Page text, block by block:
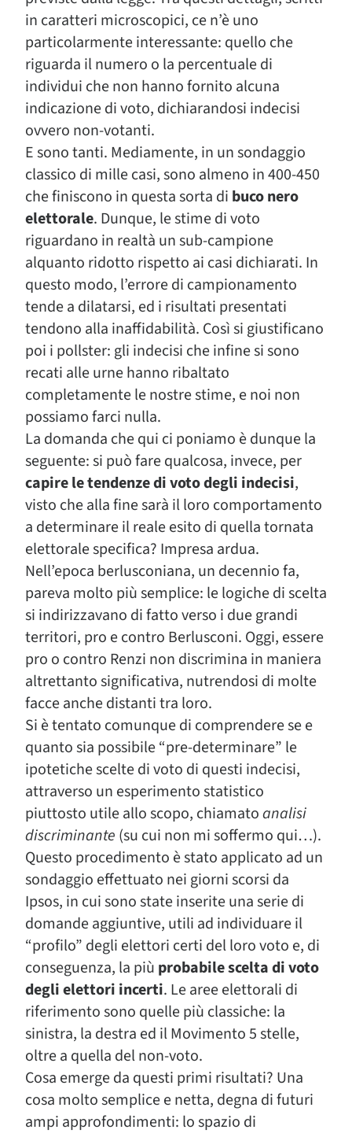
in caratteri microscopici, ce n’è uno
particolarmente interessante: quello che
riguarda il numero o la percentuale di
individui che non hanno fornito alcuna
indicazione di voto, dichiarandosi indecisi
ovvero non-votanti.
E sono tanti. Mediamente, in un sondaggio
classico di mille casi, sono almeno in 400-450
che finiscono in questa sorta di buco nero
elettorale. Dunque, le stime di voto
riguardano in realtà un sub-campione
alquanto ridotto rispetto ai casi dichiarati. In
questo modo, l’errore di campionamento
tende a dilatarsi, ed i risultati presentati
tendono alla inaffidabilità. Così si giustificano
poi i pollster: gli indecisi che infine si sono
recati alle urne hanno ribaltato
completamente le nostre stime, e noi non
possiamo farci nulla.
La domanda che qui ci poniamo è dunque la
seguente: si può fare qualcosa, invece, per
capire le tendenze di voto degli indecisi,
visto che alla fine sarà il loro comportamento
a determinare il reale esito di quella tornata
elettorale specifica? Impresa ardua.
Nell’epoca berlusconiana, un decennio fa,
pareva molto più semplice: le logiche di scelta
si indirizzavano di fatto verso i due grandi
territori, pro e contro Berlusconi. Oggi, essere
pro o contro Renzi non discrimina in maniera
altrettanto significativa, nutrendosi di molte
facce anche distanti tra loro.
Si è tentato comunque di comprendere se e
quanto sia possibile “pre-determinare” le
ipotetiche scelte di voto di questi indecisi,
attraverso un esperimento statistico
piuttosto utile allo scopo, chiamatoanalisi
discriminante (su cui non mi soffermo qui…).
Questo procedimento è stato applicato ad un
sondaggio effettuato nei giorni scorsi da
Ipsos, in cui sono state inserite una serie di
domande aggiuntive, utili ad individuare il
“profilo” degli elettori certi del loro voto e, di
conseguenza, la più probabile scelta di voto
degli elettori incerti. Le aree elettorali di
riferimento sono quelle più classiche: la
sinistra, la destra ed il Movimento 5 stelle,
oltre a quella del non-voto.
Cosa emerge da questi primi risultati? Una
cosa molto semplice e netta, degna di futuri
ampi approfondimenti: lo spazio di